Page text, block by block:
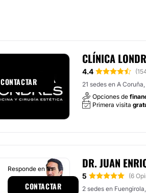
CLÍNICA
4.4
21 sedes en A
Opciones de
Primera visita
CONTACTAR
DR. JUAN
5 (6
2 sedes en
Responde en1h
CONTACTAR